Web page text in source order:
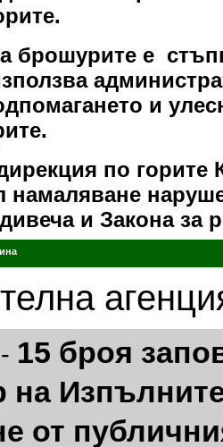
брошурите е
и
по
намаляване
и Закона за
15 броя
на
от